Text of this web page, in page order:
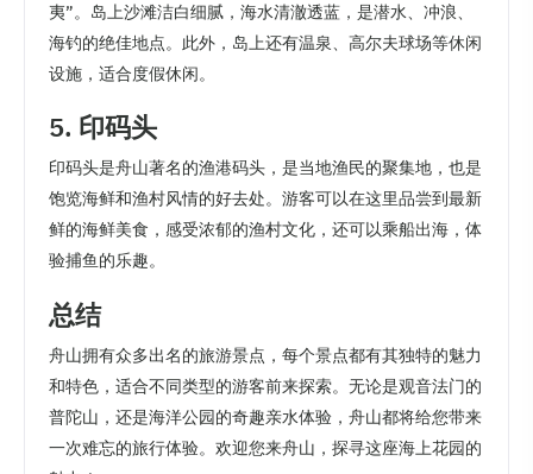
夷”。岛上沙滩洁白细腻，海水清澈透蓝，是潜水、冲浪、
海钓的绝佳地点。此外，岛上还有温泉、高尔夫球场等休闲
设施，适合度假休闲。
5. 印码头
印码头是舟山著名的渔港码头，是当地渔民的聚集地，也是
饱览海鲜和渔村风情的好去处。游客可以在这里品尝到最新
鲜的海鲜美食，感受浓郁的渔村文化，还可以乘船出海，体
验捕鱼的乐趣。
总结
舟山拥有众多出名的旅游景点，每个景点都有其独特的魅力
和特色，适合不同类型的游客前来探索。无论是观音法门的
普陀山，还是海洋公园的奇趣亲水体验，舟山都将给您带来
一次难忘的旅行体验。欢迎您来舟山，探寻这座海上花园的